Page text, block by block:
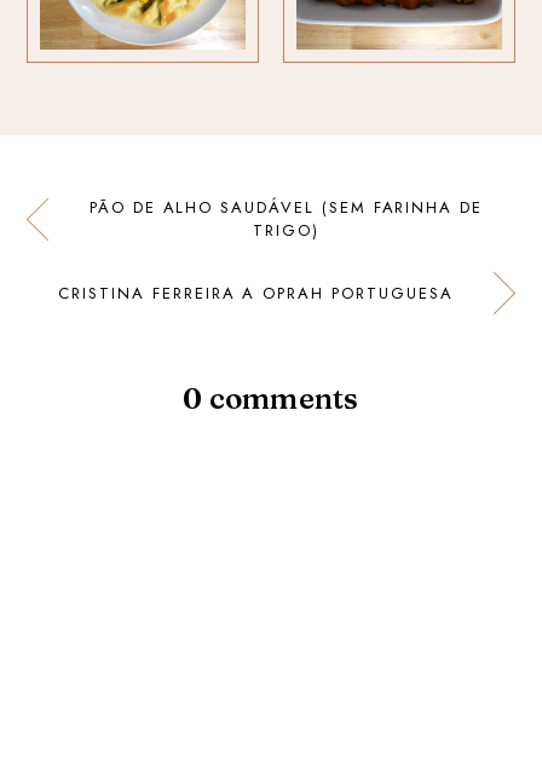
PÃO DE ALHO SAUDÁVEL (SEM FARINHA DE
TRIGO)
CRISTINA FERREIRA A OPRAH PORTUGUESA
0 comments